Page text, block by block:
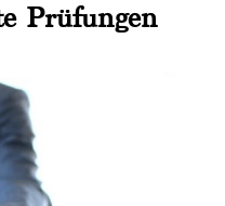
Prüfungen